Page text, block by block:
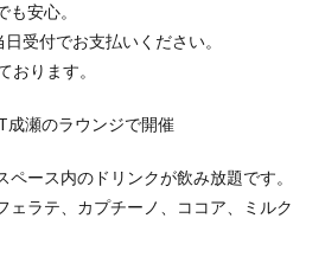
安心。
受付でお支払いください。
おります。
瀬のラウンジで開催
ース内のドリンクが飲み放題です。
ェラテ、カプチーノ、ココア、ミルク